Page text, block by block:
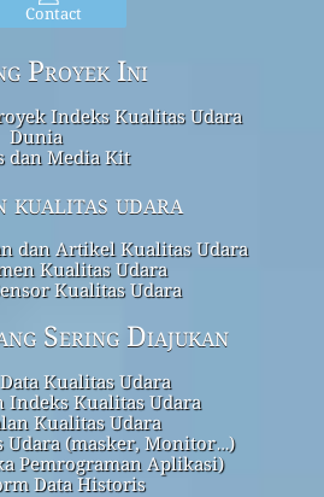
Contact
Proyek Ini
Indeks Kualitas Udara
Dunia
dan Media Kit
kualitas udara
dan Artikel Kualitas Udara
Kualitas Udara
Kualitas Udara
Sering Diajukan
Kualitas Udara
Indeks Kualitas Udara
Kualitas Udara
Udara (masker, Monitor…)
Pemrograman Aplikasi)
Data Historis